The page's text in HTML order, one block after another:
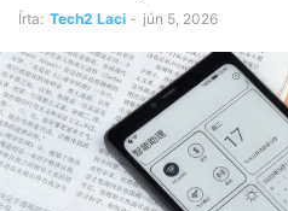
Írta: Tech2 Laci - jún 5, 2026